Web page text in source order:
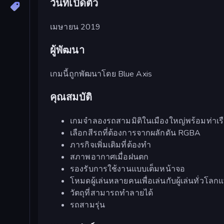
วันที่เปิดตัว
เมษายน 2019
ผู้พัฒนา
เกมนี้ถูกพัฒนาโดย Blue Axis
คุณสมบัติ
เกมจำลองรถสามมิติในเมืองใหญ่พร้อมท่าเ
เลือกสีรถที่ต้องการจากผลักดัน RGBA
ภารกิจเพิ่มเติมที่ต้องทำ
สภาพอากาศเมื่อฝนตก
รองรับการใช้งานแบบเต็มหน้าจอ
โหมดผู้เล่นหลายคนเพื่อเล่นกับผู้เล่นทั่วโลก
วัตถุที่สามารถทำลายได้
รถสามรุ่น